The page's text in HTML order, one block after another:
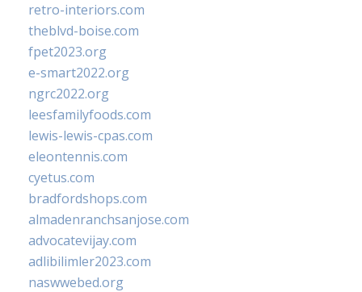
retro-interiors.com
theblvd-boise.com
fpet2023.org
e-smart2022.org
ngrc2022.org
leesfamilyfoods.com
lewis-lewis-cpas.com
eleontennis.com
cyetus.com
bradfordshops.com
almadenranchsanjose.com
advocatevijay.com
adlibilimler2023.com
naswwebed.org